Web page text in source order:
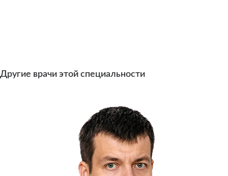
Другие врачи этой специальности